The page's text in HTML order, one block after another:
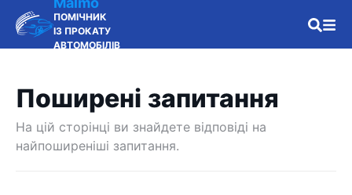
ПОМІЧНИК
ІЗ ПРОКАТУ
АВТОМОБІЛІВ
Поширені запитання
На цій сторінці ви знайдете відповіді на
найпоширеніші запитання.